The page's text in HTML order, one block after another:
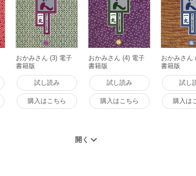
おかみさん (3) 電子
書籍版
試し読み
購入はこちら
おかみさん (4) 電子
書籍版
試し読み
購入はこちら
おかみさん
書籍版
試し
購入は